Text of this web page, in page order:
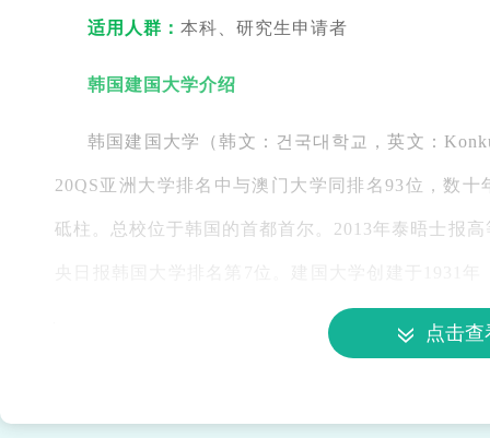
适用人群： 本科、研究生申请者
韩国建国大学介绍
韩国建国大学（韩文：건국대학교，英文：
20QS亚洲大学排名中与澳门大学同排名93位，数
砥柱。总校位于韩国的首都首尔。2013年泰晤士报
建朝鲜政治学馆，由韩国独立运动家刘锡昶创办，
文理科兼备，现有经商、法科、建筑、艺术设计等
点击